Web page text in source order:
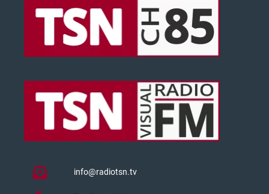
info@radiotsn.tv